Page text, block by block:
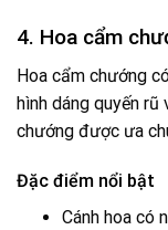
4. Hoa cẩm
Hoa cẩm chướng
hình dáng quyến rũ
chướng được ưa
Đặc điểm nổi bật
Cánh hoa có